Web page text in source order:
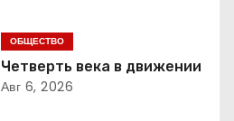
ОБЩЕСТВО
Четверть века в движении
Авг 6, 2026